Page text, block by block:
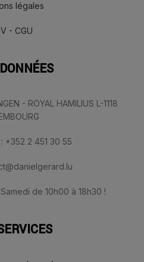
légales
- CGU
- ROYAL HAMILIUS L-1118
: +352 2 451 30 55
de 10h00 à 18h30 !